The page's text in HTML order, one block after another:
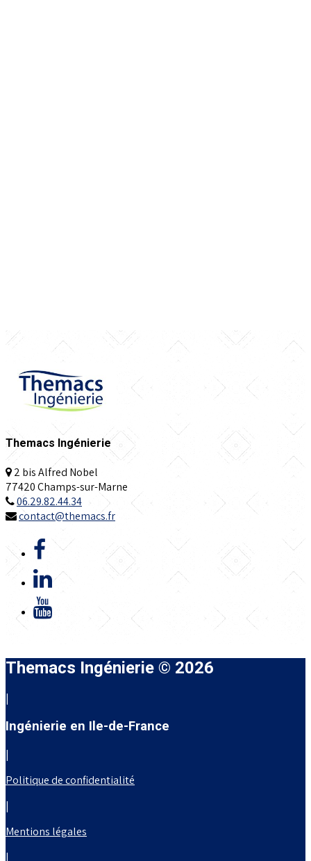
Themacs Ingénierie
2 bis Alfred Nobel
77420 Champs-sur-Marne
06.29.82.44.34
contact@themacs.fr
Themacs Ingénierie © 2026
|
Ingénierie en Ile-de-France
|
Politique de confidentialité
|
Mentions légales
|